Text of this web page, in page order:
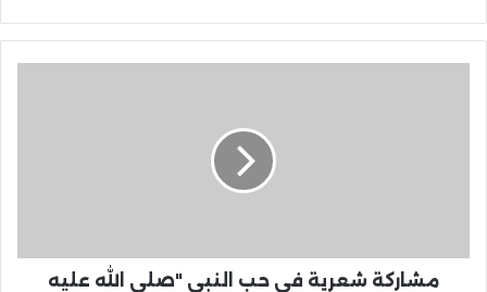
مشاركة شعرية في حب النبي "صلى الله عليه